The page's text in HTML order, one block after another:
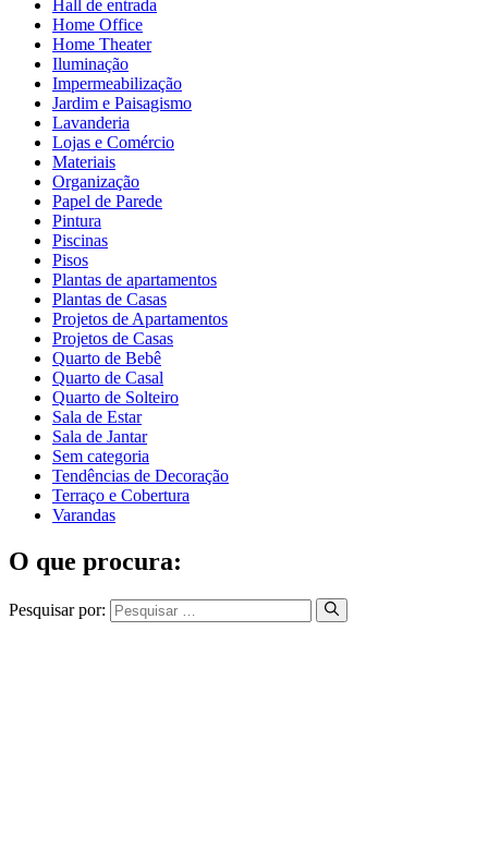
Hall de entrada
Home Office
Home Theater
Iluminação
Impermeabilização
Jardim e Paisagismo
Lavanderia
Lojas e Comércio
Materiais
Organização
Papel de Parede
Pintura
Piscinas
Pisos
Plantas de apartamentos
Plantas de Casas
Projetos de Apartamentos
Projetos de Casas
Quarto de Bebê
Quarto de Casal
Quarto de Solteiro
Sala de Estar
Sala de Jantar
Sem categoria
Tendências de Decoração
Terraço e Cobertura
Varandas
O que procura:
Pesquisar por: